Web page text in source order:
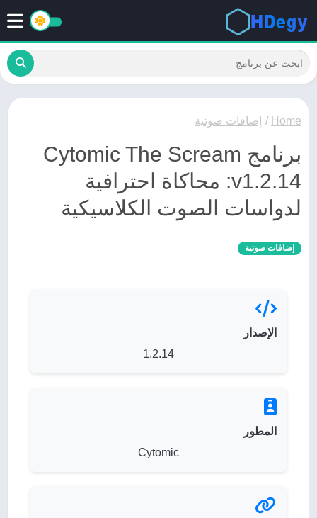
Home
/ إضافات صوتية
برنامج Cytomic The Scream
v1.2.14: محاكاة احترافية
لدواسات الصوت الكلاسيكية
إضافات صوتية
الإصدار
1.2.14
المطور
Cytomic